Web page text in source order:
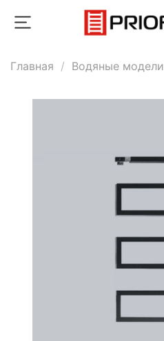
Главная Водяные модели